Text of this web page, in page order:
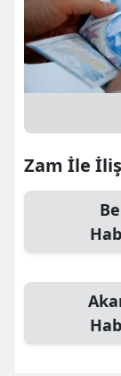
Zam İle